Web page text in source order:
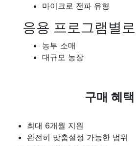
마이크로 전파 유형
응용 프로그램별로
농부 소매
대규모 농장
구매 혜택
최대 6개월 지원
완전히 맞춤설정 가능한 범위